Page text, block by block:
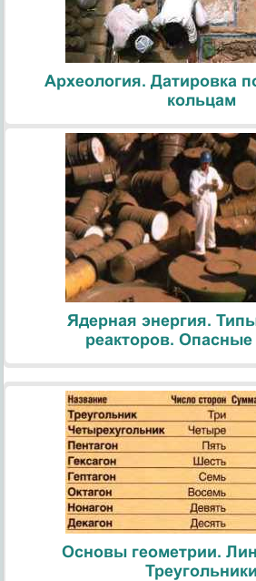
Археология. Датировка
кольцам
Ядерная энергия.
реакторов.
Основы геометрии.
Треугольники